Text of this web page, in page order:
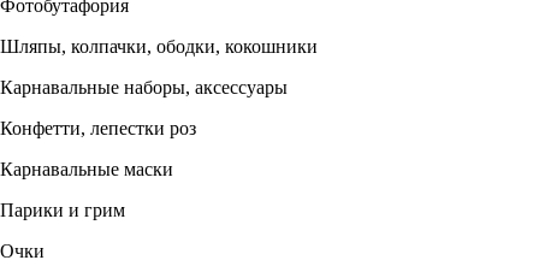
Фотобутафория
Шляпы, колпачки, ободки, кокошники
Карнавальные наборы, аксессуары
Конфетти, лепестки роз
Карнавальные маски
Парики и грим
Очки